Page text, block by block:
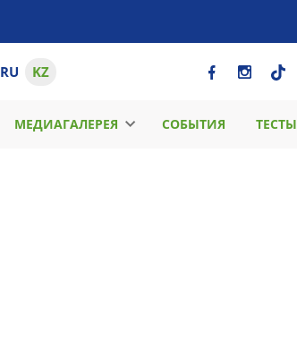
RU KZ
МЕДИАГАЛЕРЕЯ СОБЫТИЯ ТЕСТЫ